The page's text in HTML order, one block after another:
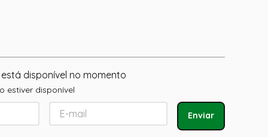
disponível no momento
estiver disponível
Enviar